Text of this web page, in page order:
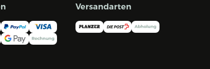
Versandarten